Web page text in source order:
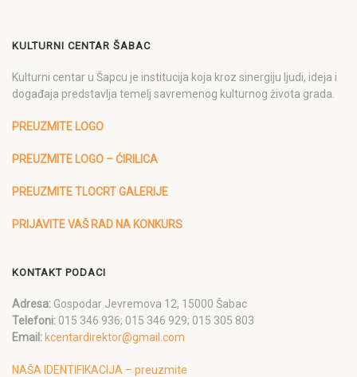
KULTURNI CENTAR ŠABAC
Kulturni centar u Šapcu je institucija koja kroz sinergiju ljudi, ideja i
događaja predstavlja temelj savremenog kulturnog života grada.
PREUZMITE LOGO
PREUZMITE LOGO – ĆIRILICA
PREUZMITE TLOCRT GALERIJE
PRIJAVITE VAŠ RAD NA KONKURS
KONTAKT PODACI
Adresa: Gospodar Jevremova 12, 15000 Šabac
Telefoni: 015 346 936; 015 346 929; 015 305 803
Email: kcentardirektor@gmail.com
NAŠA IDENTIFIKACIJA – preuzmite